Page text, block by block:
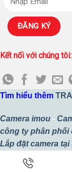
Kết nối với chúng tôi:
Tìm hiểu thêm
Camera imou -
công ty phân phối
Lắp đặt camera tại